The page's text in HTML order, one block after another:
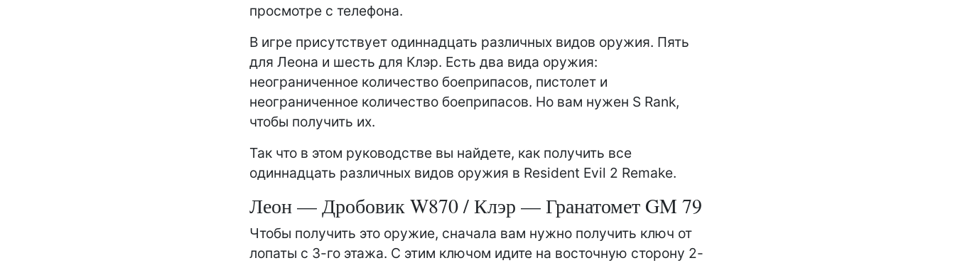
просмотре с телефона.
В игре присутствует одиннадцать различных видов оружия. Пять
для Леона и шесть для Клэр. Есть два вида оружия:
неограниченное количество боеприпасов, пистолет и
неограниченное количество боеприпасов. Но вам нужен S Rank,
чтобы получить их.
Так что в этом руководстве вы найдете, как получить все
одиннадцать различных видов оружия в Resident Evil 2 Remake.
Леон — Дробовик W870 / Клэр — Гранатомет GM 79
Чтобы получить это оружие, сначала вам нужно получить ключ от
лопаты с 3-го этажа. С этим ключом идите на восточную сторону 2-